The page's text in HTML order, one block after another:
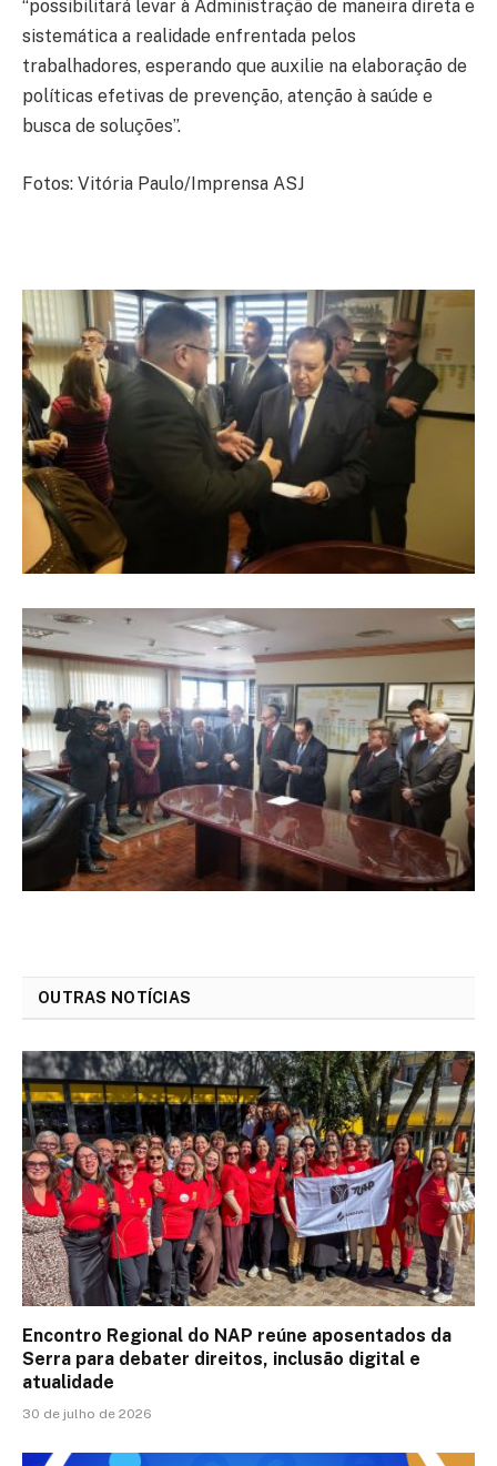
“possibilitará levar à Administração de maneira direta e
sistemática a realidade enfrentada pelos
trabalhadores, esperando que auxilie na elaboração de
políticas efetivas de prevenção, atenção à saúde e
busca de soluções”.
Fotos: Vitória Paulo/Imprensa ASJ
OUTRAS NOTÍCIAS
Encontro Regional do NAP reúne aposentados da
Serra para debater direitos, inclusão digital e
atualidade
30 de julho de 2026